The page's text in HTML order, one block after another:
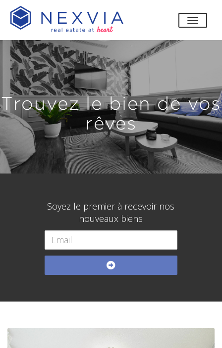
Trouvez le bien de vos
rêves
Soyez le premier à recevoir nos
nouveaux biens